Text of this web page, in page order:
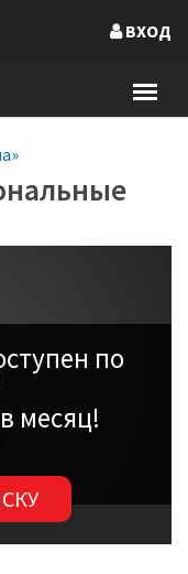
ВХОД
по
в месяц!